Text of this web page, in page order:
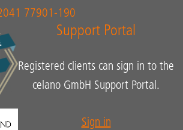
77901-190
Support Portal
Registered clients can sign in to the
celano GmbH Support Portal.
Sign in